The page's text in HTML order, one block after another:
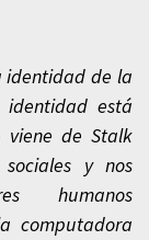
identidad de la
identidad está
viene de Stalk
y nos
humanos
computadora